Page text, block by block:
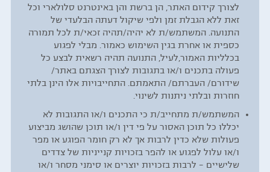
לצורך קידום האתר, הן ברשת והן באינטרנט סלולארי וכל
זאת ללא הגבלת זמן ולפי שיקול דעתה הבלעדי של
התנועה. המשתמש/ת לא יהיה/תהיה זכאי/ת לכל תמורה
כספית או אחרת בגין השימוש כאמור. מבלי לפגוע
בכלליות האמור,לעיל, התנועה תהיה רשאית לבצע כל
פעולה בתכנים ו/או בתגובות לצורך הצגתם באתר/
שידורם/ העברתם/ התאמתם. התחייבויות אלו הינן בלתי
חוזרות ובלתי ניתנות לשינוי.
המשתמש/ת מתחייב/ת כי התכנים ו/או התגובות לא
יכללו כל תוכן האסור על פי דין ו/או תוכן שהושג מביצוע
פעולות שלא כדין לרבות אך לא רק חומר הפוגע או מפר
ו/או עלול לפגוע או להפר בזכויות קנייניות של צדדים
שלישיים – לרבות בזכויות יוצרים או סימני מסחר ו/או